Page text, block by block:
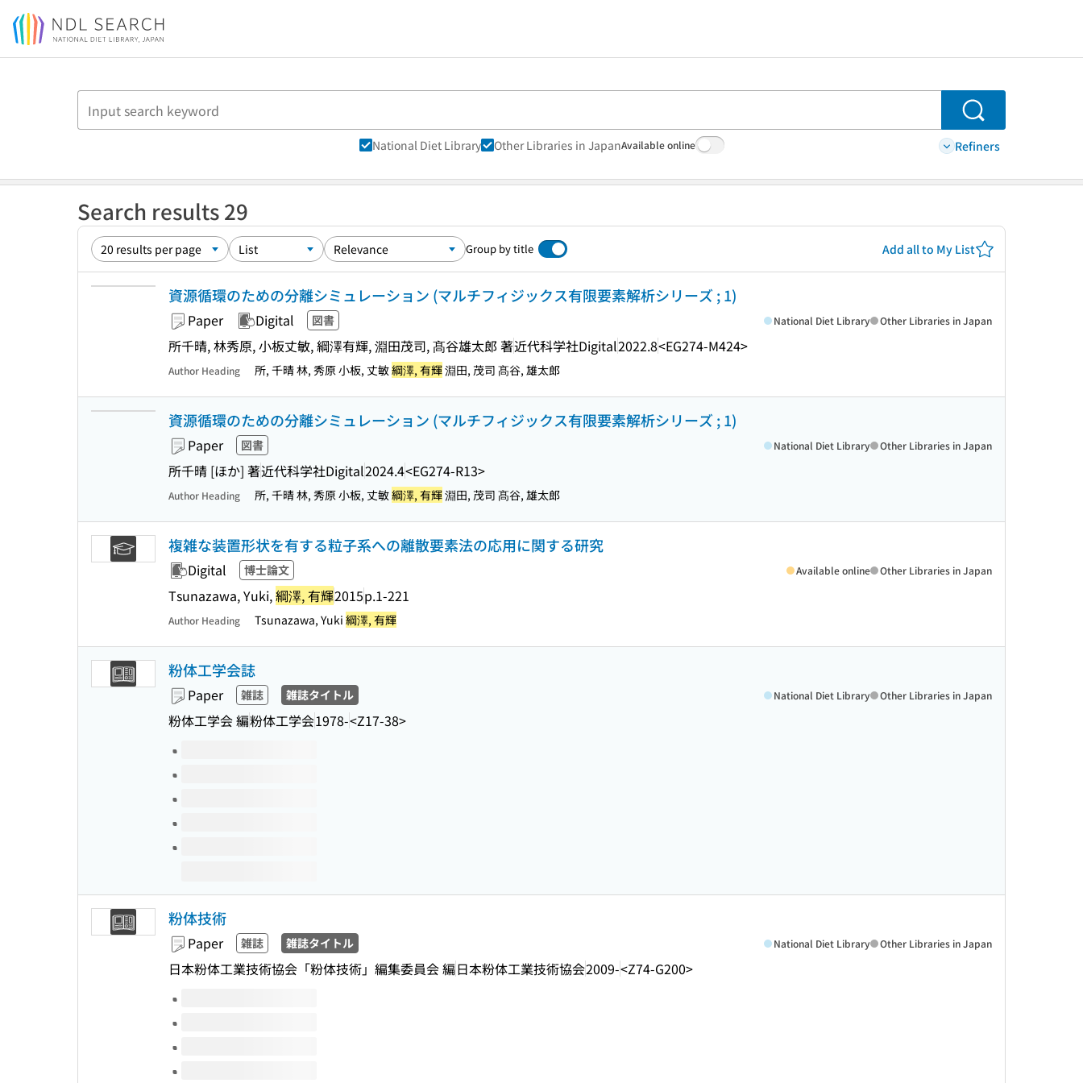
Jump to main content
Search
National Diet Library Other Libraries in JapanAvailable online Refiners
Search results 29
Group by title Add all to My List
資源循環のための分離シミュレーション (マルチフィジックス有限要素解析シリーズ ; 1)
Paper Digital 図書
所千晴, 林秀原, 小板丈敏, 綱澤有輝, 淵田茂司, 髙谷雄太郎 著近代科学社Digital2022.8<EG274-M424>
National Diet Library Other Libraries in Japan
Author Heading 所, 千晴 林, 秀原 小板, 丈敏綱澤, 有輝淵田, 茂司 髙谷, 雄太郎
資源循環のための分離シミュレーション (マルチフィジックス有限要素解析シリーズ ; 1)
Paper 図書
所千晴 [ほか] 著近代科学社Digital2024.4<EG274-R13>
National Diet Library Other Libraries in Japan
Author Heading 所, 千晴 林, 秀原 小板, 丈敏綱澤, 有輝淵田, 茂司 髙谷, 雄太郎
複雑な装置形状を有する粒子系への離散要素法の応用に関する研究
Digital 博士論文
Tsunazawa, Yuki,綱澤, 有輝2015p.1-221
Available online Other Libraries in Japan
Author Heading Tsunazawa, Yuki 綱澤, 有輝
粉体工学会誌
Paper 雑誌 雑誌タイトル
粉体工学会 編粉体工学会1978-<Z17-38>
National Diet Library Other Libraries in Japan
Volumes of this title
粉体技術
Paper 雑誌 雑誌タイトル
日本粉体工業技術協会「粉体技術」編集委員会 編日本粉体工業技術協会2009-<Z74-G200>
National Diet Library Other Libraries in Japan
Volumes of this title